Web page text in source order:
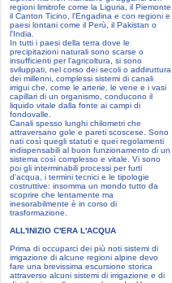
regioni limitrofe come la Liguria, il Piemonte,
il Canton Ticino, l'Engadina e con regioni e
paesi lontani come il Perù, il Pakistan o
l'India.
In tutti i paesi della terra dove le
precipitazioni naturali sono scarse o
insufficienti per l'agricoltura, si sono
sviluppati, nel corso dei secoli o addiruttura
dei millenni, complessi sistemi di canali
irrigui che, come le arterie, le vene e i vasi
capillari di un organismo, conducono il
liquido vitale dalla fonte ai campi di
fondovalle.
Canali spesso lunghi chilometri che
attraversano gole e pareti scoscese. Sono
nati così quegli statuti e quei regolamenti
indispensabili al buon funzionamento di un
sistema così complesso e vitale. Vi sono
poi gli interminabili processi per furti
d'acqua, i termini tecnici e le tipologie
costruttive: insomma un mondo tutto da
scoprire che lentamente ma
inesorabilmente è in corso di
trasformazione.
ALL'INIZIO C'ERA L'ACQUA
Prima di occuparci dei più noti sistemi di
irrigazione di alcune regioni alpine devo
fare una brevissima escursione storica
attraverso alcuni sistemi di irrigazione e di